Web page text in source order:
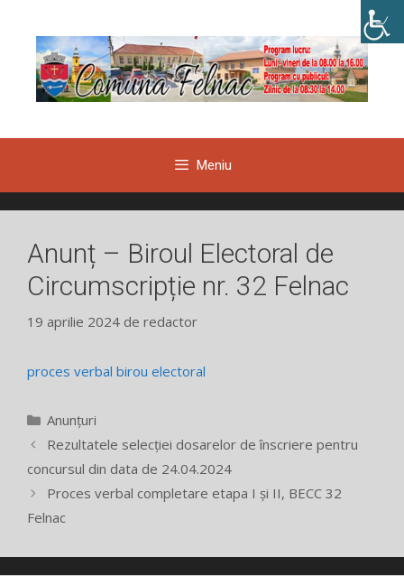
conținut
Meniu
Anunț – Biroul Electoral de
Circumscripție nr. 32 Felnac
19 aprilie 2024 de redactor
proces verbal birou electoral
Categorii
Anunțuri
Rezultatele selecției dosarelor de înscriere pentru
concursul din data de 24.04.2024
Proces verbal completare etapa I și II, BECC 32
Felnac